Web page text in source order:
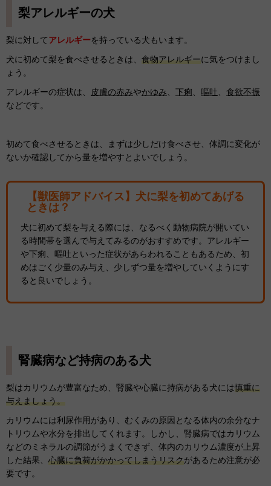
梨アレルギーの犬
梨に対してアレルギーを持っている犬もいます。
犬に初めて梨を食べさせるときは、 食物アレルギーに気をつけまし
ょう。
アレルギーの症状は、
皮膚の赤みやかゆみ、 下痢、 嘔吐、 食欲不振
などです。
初めて食べさせるときは、まずは少しだけ食べさせ、体調に変化が
ないか確認してから量を増やすとよいでしょう。
【獣医師アドバイス】犬に梨を初めてあげる
ときは？
犬に初めて梨を与える際には、なるべく動物病院が開いてい
る時間帯を選んで与えてみるのがおすすめです。アレルギー
や下痢、嘔吐といった症状があらわれることもあるため、初
めはごく少量のみ与え、少しずつ量を増やしていくようにす
ると良いでしょう。
腎臓病など持病のある犬
梨はカリウムが豊富なため、腎臓や心臓に持病がある犬には慎重に
与えましょう。
カリウムには利尿作用があり、むくみの原因となる体内の余分なナ
トリウムや水分を排出してくれます。しかし、腎臓病ではカリウム
などのミネラルの調節がうまくできず、体内のカリウム濃度が上昇
した結果、 心臓に負荷がかかってしまうリスクがあるため注意が必
要です。